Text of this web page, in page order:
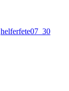
helferfete07_30